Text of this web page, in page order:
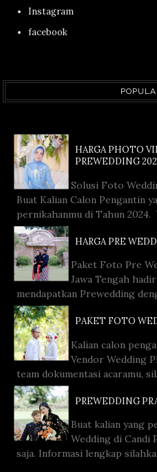
Instagram
facebook
HARGA PHOTO
PREWEDDING
Solusi Foto
Buat Kalian Calon Pengantin
pernikahanmu di Tahun 2024.
HARGA PRE
Paket Foto Pre
Jawa Tengah
mendapatkan Prewedding
PAKET FOTO
Kalian calon
Vendor Wedding
team dokumentasi acaramu,
PREWEDDING
Buat kalian yang
Wedding di Candi
saja. Informasi lengkap